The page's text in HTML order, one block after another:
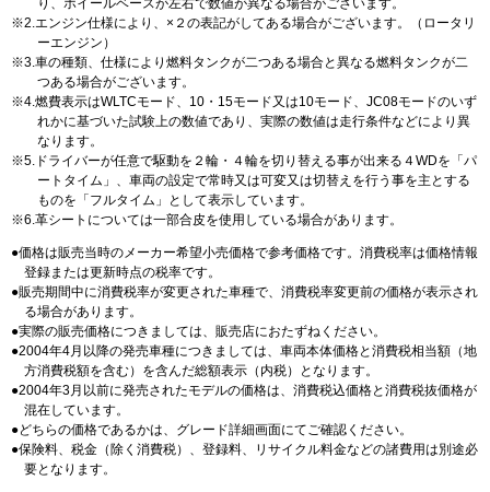
り、ホイールベースが左右で数値が異なる場合がございます。
2.エンジン仕様により、×２の表記がしてある場合がございます。（ロータリ
ーエンジン）
3.車の種類、仕様により燃料タンクが二つある場合と異なる燃料タンクが二
つある場合がございます。
4.燃費表示はWLTCモード、10・15モード又は10モード、JC08モードのいず
れかに基づいた試験上の数値であり、実際の数値は走行条件などにより異
なります。
5.ドライバーが任意で駆動を２輪・４輪を切り替える事が出来る４WDを「パ
ートタイム」、車両の設定で常時又は可変又は切替えを行う事を主とする
ものを「フルタイム」として表示しています。
6.革シートについては一部合皮を使用している場合があります。
価格は販売当時のメーカー希望小売価格で参考価格です。消費税率は価格情報
登録または更新時点の税率です。
販売期間中に消費税率が変更された車種で、消費税率変更前の価格が表示され
る場合があります。
実際の販売価格につきましては、販売店におたずねください。
2004年4月以降の発売車種につきましては、車両本体価格と消費税相当額（地
方消費税額を含む）を含んだ総額表示（内税）となります。
2004年3月以前に発売されたモデルの価格は、消費税込価格と消費税抜価格が
混在しています。
どちらの価格であるかは、グレード詳細画面にてご確認ください。
保険料、税金（除く消費税）、登録料、リサイクル料金などの諸費用は別途必
要となります。